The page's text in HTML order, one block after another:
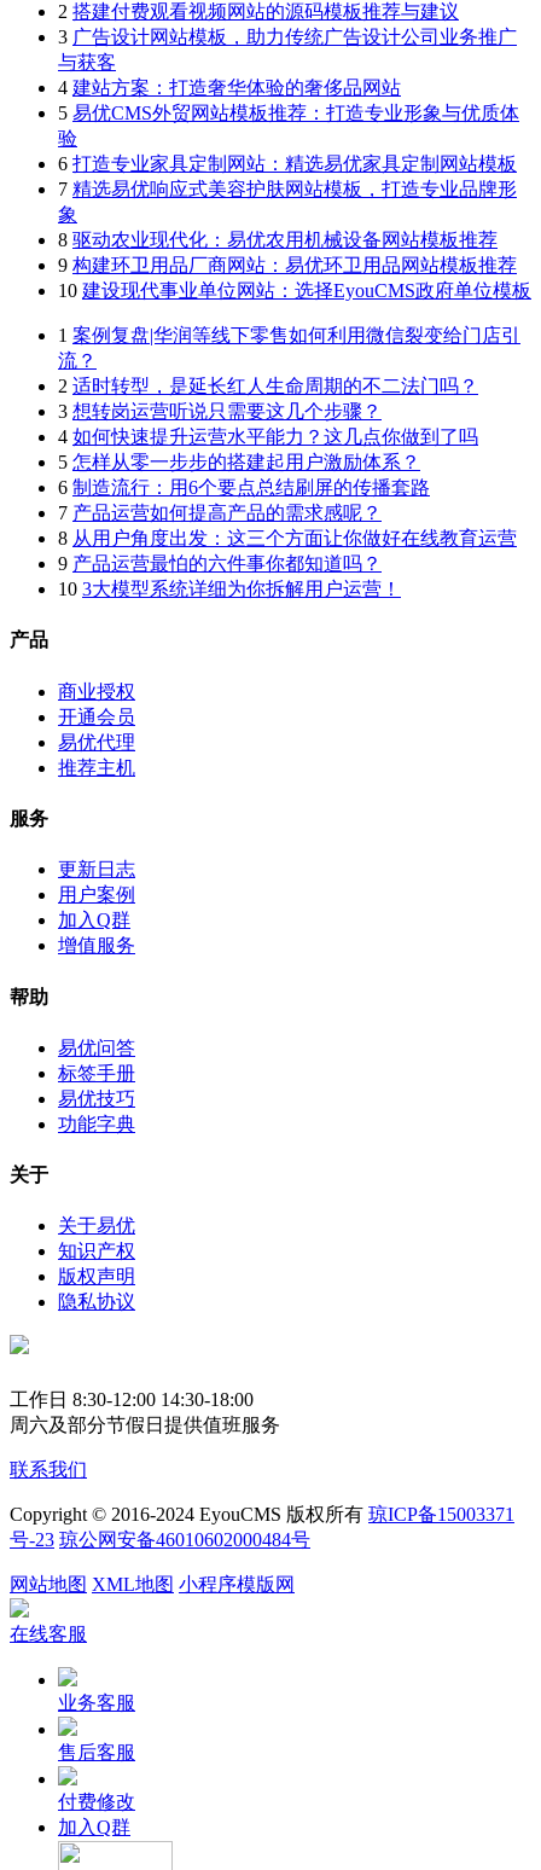
2 搭建付费观看视频网站的源码模板推荐与建议
3 广告设计网站模板，助力传统广告设计公司业务推广
与获客
4 建站方案：打造奢华体验的奢侈品网站
5 易优CMS外贸网站模板推荐：打造专业形象与优质体
验
6 打造专业家具定制网站：精选易优家具定制网站模板
7 精选易优响应式美容护肤网站模板，打造专业品牌形
象
8 驱动农业现代化：易优农用机械设备网站模板推荐
9 构建环卫用品厂商网站：易优环卫用品网站模板推荐
10 建设现代事业单位网站：选择EyouCMS政府单位模板
1 案例复盘|华润等线下零售如何利用微信裂变给门店引
流？
2 适时转型，是延长红人生命周期的不二法门吗？
3 想转岗运营听说只需要这几个步骤？
4 如何快速提升运营水平能力？这几点你做到了吗
5 怎样从零一步步的搭建起用户激励体系？
6 制造流行：用6个要点总结刷屏的传播套路
7 产品运营如何提高产品的需求感呢？
8 从用户角度出发：这三个方面让你做好在线教育运营
9 产品运营最怕的六件事你都知道吗？
10 3大模型系统详细为你拆解用户运营！
产品
商业授权
开通会员
易优代理
推荐主机
服务
更新日志
用户案例
加入Q群
增值服务
帮助
易优问答
标签手册
易优技巧
功能字典
关于
关于易优
知识产权
版权声明
隐私协议
工作日 8:30-12:00 14:30-18:00
周六及部分节假日提供值班服务
联系我们
Copyright © 2016-2024 EyouCMS 版权所有 琼ICP备15003371
号-23 琼公网安备46010602000484号
网站地图 XML地图 小程序模版网
在线客服
业务客服
售后客服
付费修改
加入Q群